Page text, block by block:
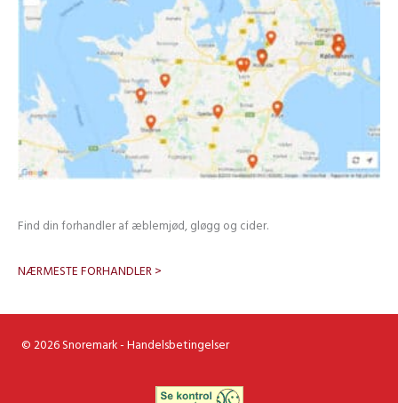
Find din forhandler af æblemjød, gløgg og cider.
NÆRMESTE FORHANDLER >
© 2026 Snoremark -Handelsbetingelser